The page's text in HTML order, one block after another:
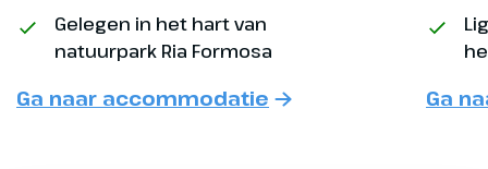
Historisch Faro
Gelegen in het hart van
natuurpark Ria Formosa
Ga naar accommodatie Ga